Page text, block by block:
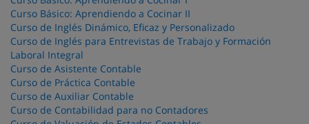
Curso Básico: Aprendiendo a Cocinar II
Curso de Inglés Dinámico, Eficaz y Personalizado
Curso de Inglés para Entrevistas de Trabajo y Formación
Laboral Integral
Curso de Asistente Contable
Curso de Práctica Contable
Curso de Auxiliar Contable
Curso de Contabilidad para no Contadores